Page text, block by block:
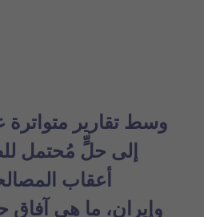
وسط تقارير متواترة
إلى حلٍّ مُحتمل
أعقاب
وإيران، ما هي